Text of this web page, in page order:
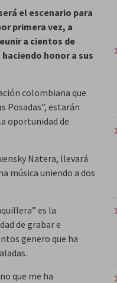
el escenario para
primera vez, a
a cientos de
honor a sus
colombiana que
Posadas”, estarán
oportunidad de
Natera, llevará
música uniendo a dos
es la
de grabar e
genero que ha
que me ha